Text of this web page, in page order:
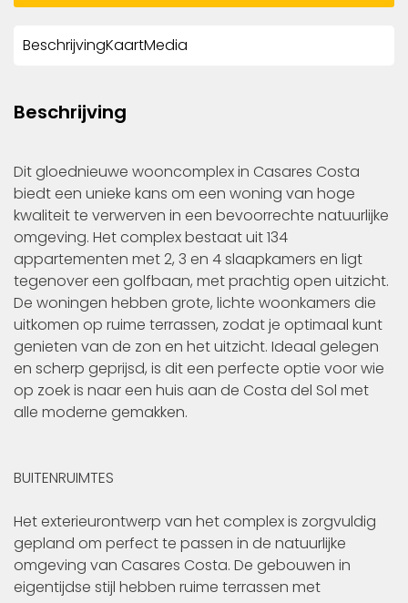
BeschrijvingKaartMedia
Beschrijving
Dit gloednieuwe wooncomplex in Casares Costa
biedt een unieke kans om een woning van hoge
kwaliteit te verwerven in een bevoorrechte natuurlijke
omgeving. Het complex bestaat uit 134
appartementen met 2, 3 en 4 slaapkamers en ligt
tegenover een golfbaan, met prachtig open uitzicht.
De woningen hebben grote, lichte woonkamers die
uitkomen op ruime terrassen, zodat je optimaal kunt
genieten van de zon en het uitzicht. Ideaal gelegen
en scherp geprijsd, is dit een perfecte optie voor wie
op zoek is naar een huis aan de Costa del Sol met
alle moderne gemakken.
BUITENRUIMTES
Het exterieurontwerp van het complex is zorgvuldig
gepland om perfect te passen in de natuurlijke
omgeving van Casares Costa. De gebouwen in
eigentijdse stijl hebben ruime terrassen met